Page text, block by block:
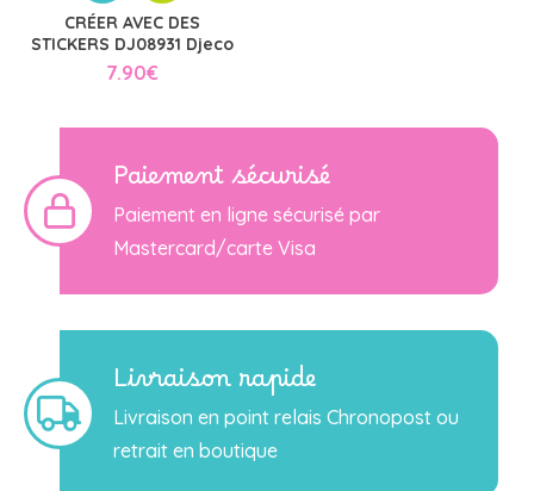
CRÉER AVEC DES
STICKERS DJ08931 Djeco
7.90€
Paiement sécurisé
Paiement en ligne sécurisé par
Mastercard/carte Visa
Livraison rapide
Livraison en point relais Chronopost ou
retrait en boutique